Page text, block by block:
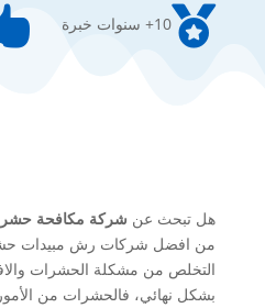
10+ سنوات خبرة
هل تبحث عن شركة مكافحة
من افضل شركات رش مبيدات
التخلص من مشكلة الحشرات
بشكل نهائي، فالحشرات من